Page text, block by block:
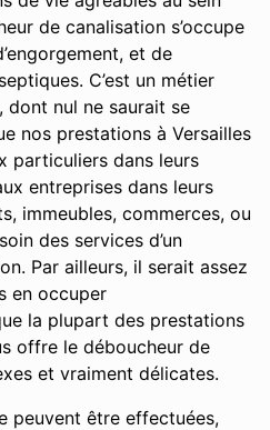
de canalisation s’occupe
et de
C’est un métier
dont nul ne saurait se
nos prestations à Versailles
particuliers dans leurs
entreprises dans leurs
immeubles, commerces, ou
des services d’un
Par ailleurs, il serait assez
en occuper
la plupart des prestations
offre le déboucheur de
et vraiment délicates.
peuvent être effectuées,